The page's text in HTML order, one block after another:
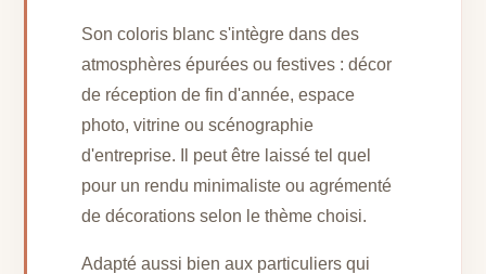
Son coloris blanc s'intègre dans des
atmosphères épurées ou festives : décor
de réception de fin d'année, espace
photo, vitrine ou scénographie
d'entreprise. Il peut être laissé tel quel
pour un rendu minimaliste ou agrémenté
de décorations selon le thème choisi.
Adapté aussi bien aux particuliers qui